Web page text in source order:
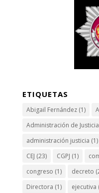
ETIQUETAS
Abigail Fernández(1)
Administración de
administración justicia (1)
CEJ (23) CGPJ (1)
congreso (1) decreto
Directora (1) ejecutiva